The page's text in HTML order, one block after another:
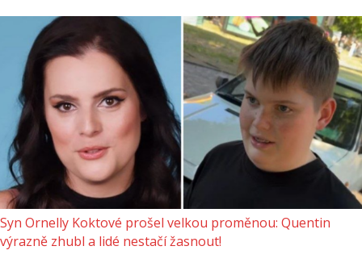
Syn Ornelly Koktové prošel velkou proměnou: Quentin
výrazně zhubl a lidé nestačí žasnout!